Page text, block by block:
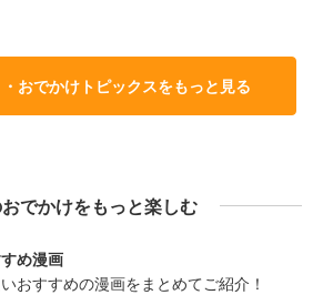
おでかけトピックスをもっと見る
でかけをもっと楽しむ
め漫画
おすすめの漫画をまとめてご紹介！